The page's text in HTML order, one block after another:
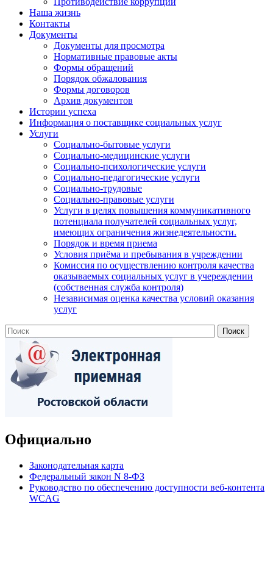
Наша жизнь
Контакты
Документы
Документы для просмотра
Нормативные правовые акты
Формы обращений
Порядок обжалования
Формы договоров
Архив документов
Истории успеха
Информация о поставщике социальных услуг
Услуги
Социально-бытовые услуги
Социально-медицинские услуги
Социально-психологические услуги
Социально-педагогические услуги
Социально-трудовые
Социально-правовые услуги
Услуги в целях повышения коммуникативного
потенциала получателей социальных услуг,
имеющих ограничения жизнедеятельности.
Порядок и время приема
Условия приёма и пребывания в учреждении
Комиссия по осуществлению контроля качества
оказываемых социальных услуг в учереждении
(собственная служба контроля)
Независимая оценка качества условий оказания
услуг
Официально
Законодательная карта
Федеральный закон N 8-ФЗ
Руководство по обеспечению доступности веб-контента
WCAG